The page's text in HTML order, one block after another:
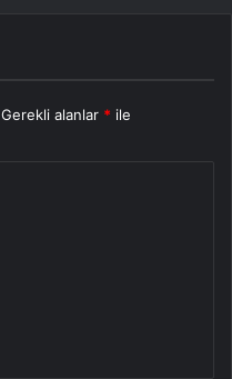
Gerekli alanlar * ile